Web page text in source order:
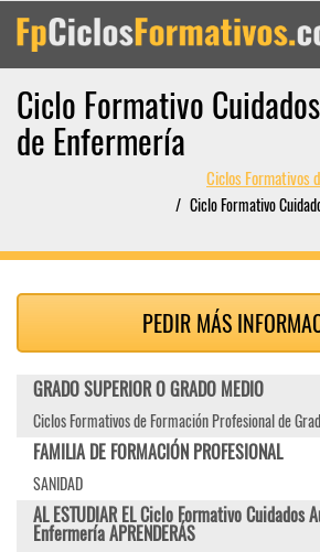
Ciclo Formativo
de Enfermería
Ciclos Formativos
Ciclo Formativo
PEDIR MÁS
GRADO SUPERIOR O GRADO MEDIO
Ciclos Formativos de Formación Profesional de
FAMILIA DE FORMACIÓN PROFESIONAL
SANIDAD
AL ESTUDIAR EL Ciclo Formativo Cuidados
Enfermería APRENDERÁS